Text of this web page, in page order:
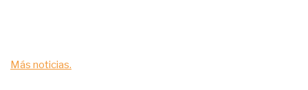
Más noticias.